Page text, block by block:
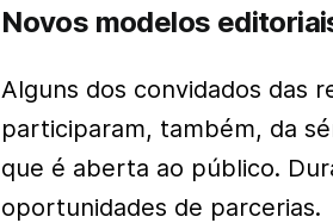
Novos modelos
Alguns dos convidados das
participaram, também, da
que é aberta ao público.
oportunidades de parcerias.